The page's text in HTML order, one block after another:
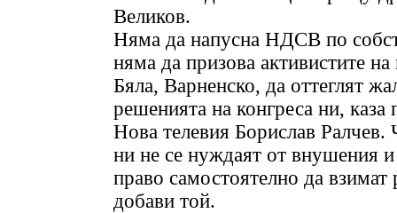
Великов.
Няма да напусна НДСВ по
няма да призова активистите на
Бяла, Варненско, да оттеглят
решенията на конгреса ни, каза
Нова телевия Борислав Ралчев.
ни не се нуждаят от внушения и
право самостоятелно да
добави той.